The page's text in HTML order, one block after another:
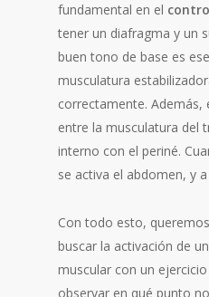
fundamental en el
tener un diafragma y un
buen tono de base es
musculatura
correctamente. Además,
entre la musculatura del
interno con el periné.
se activa el abdomen, y
Con todo esto,
buscar la activación de
muscular con un
observar en qué punto